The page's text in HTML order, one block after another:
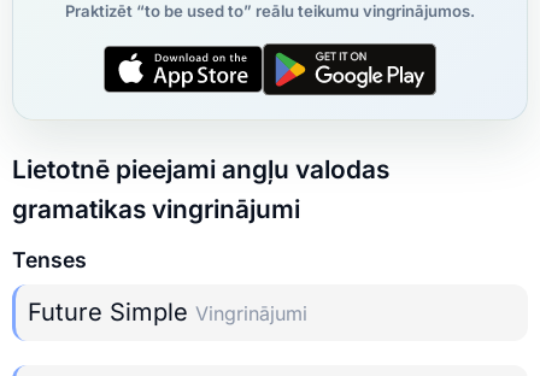
Praktizēt “to be used to” reālu teikumu vingrinājumos.
Lietotnē pieejami angļu valodas
gramatikas vingrinājumi
Tenses
Future Simple Vingrinājumi